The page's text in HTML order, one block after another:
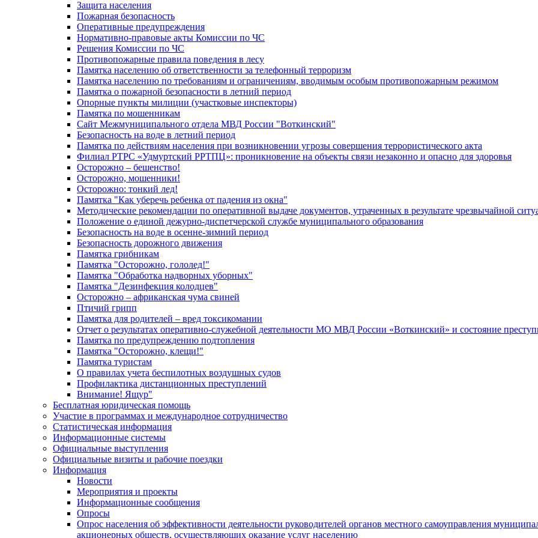
Защита населения
Пожарная безопасность
Оперативные предупреждения
Нормативно-правовые акты Комиссии по ЧС
Решения Комиссии по ЧС
Противопожарные правила поведения в лесу
Памятка населению об ответственности за телефонный терроризм
Памятка населению по требованиям и ограничениям, вводимым особым противопожарным режимом
Памятка о пожарной безопасности в летний период
Опорные пункты милиции (участковые инспекторы)
Памятка по мошенникам
Сайт Межмуниципального отдела МВД России "Воткинский"
Безопасность на воде в летний период
Памятка по действиям населения при возникновении угрозы совершения террористического акта
Филиал РТРС «Удмуртский РРТПЦ»: проникновение на объекты связи незаконно и опасно для здоровья
Осторожно – бешенство!
Осторожно, мошенники!
Осторожно: тонкий лед!
Памятка "Как уберечь ребенка от падения из окна"
Методические рекомендации по оперативной выдаче документов, утраченных в результате чрезвычайной
Положение о единой дежурно-диспетчерской службе муниципального образования
Безопасность на воде в осенне-зимний период
Безопасность дорожного движения
Памятка грибникам
Памятка "Осторожно, гололед!"
Памятка "Обработка надворных уборных"
Памятка "Дезинфекция колодцев"
Осторожно – африканская чума свиней
Птичий грипп
Памятка для родителей – вред токсикомании
Отчет о результатах оперативно-служебной деятельности МО МВД России «Воткинский» и состояние
Памятка по предупреждению подтопления
Памятка "Осторожно, клещи!"
Памятка туристам
О правилах учета беспилотных воздушных судов
Профилактика дистанционных преступлений
Внимание! Ящур"
Бесплатная юридическая помощь
Участие в программах и международное сотрудничество
Статистическая информация
Информационные системы
Официальные выступления
Официальные визиты и рабочие поездки
Информация
Новости
Мероприятия и проекты
Информационные сообщения
Опросы
Опрос населения об эффективности деятельности руководителей органов местного самоуправления
акционерных обществ, осуществляющих оказание услуг населению